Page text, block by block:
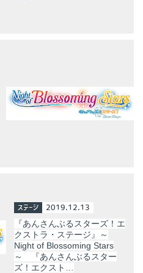
ステージ 2019.12.13
『あんさんぶるスターズ！エ
クストラ・ステージ』～
Night of Blossoming Stars
～ 『あんさんぶるスター
ズ！エクスト…